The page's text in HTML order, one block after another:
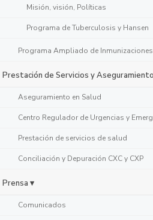
Misión, visión, Políticas
Programa de Tuberculosis y Hansen
Programa Ampliado de Inmunizaciones
Prestación de Servicios y
Aseguramiento en Salud
Centro Regulador de Urgencias y
Prestación de servicios de salud
Conciliación y Depuración CXC y CXP
Prensa ▾
Comunicados